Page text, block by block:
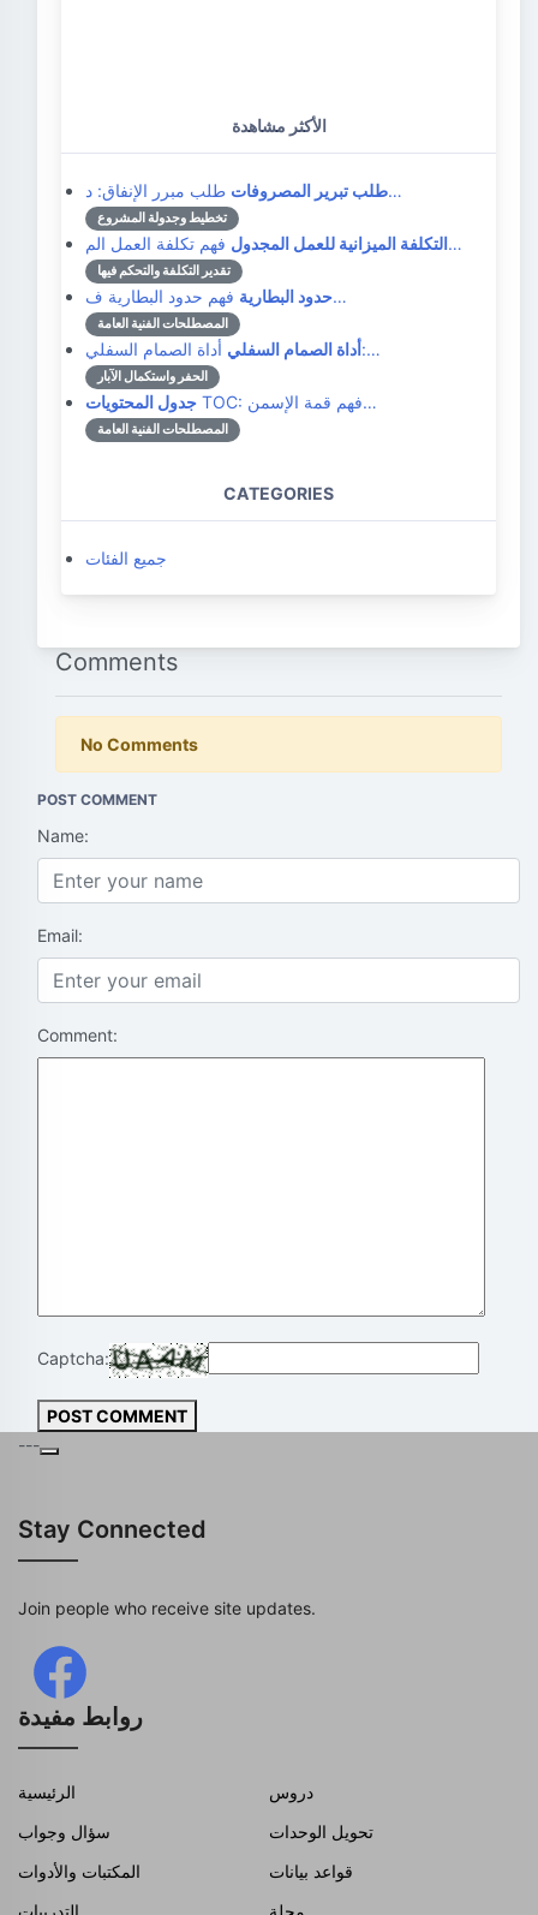
الأكثر مشاهدة
طلب تبرير المصروفاتطلب مبرر الإنفاق: د…
تخطيط وجدولة المشروع
التكلفة الميزانية للعمل المجدولفهم تكلفة العمل الم…
تقدير التكلفة والتحكم فيها
حدود البطاريةفهم حدود البطارية ف…
المصطلحات الفنية العامة
أداة الصمام السفليأداة الصمام السفلي:…
الحفر واستكمال الآبار
جدول المحتويات TOC: فهم قمة الإسمن…
المصطلحات الفنية العامة
CATEGORIES
جميع الفئات
Comments
No Comments
POST COMMENT
Name:
Email:
Comment:
Captcha:
POST COMMENT
---
Stay Connected
Join people who receive site updates.
روابط مفيدة
الرئيسية
دروس
سؤال وجواب
تحويل الوحدات
المكتبات والأدوات
قواعد بيانات
التدريبات
مجلة